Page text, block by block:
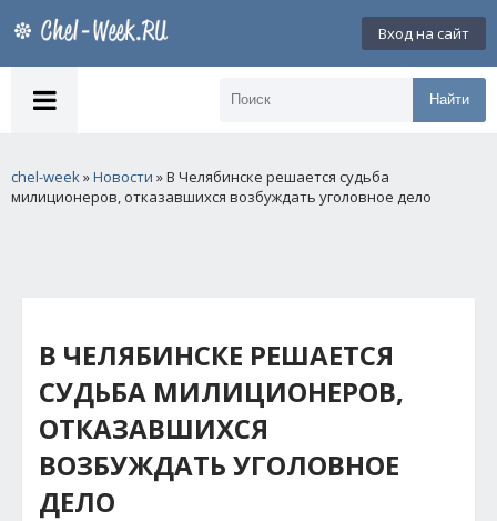
Вход на сайт
Найти
chel-week»Новости » В Челябинске решается судьба
милиционеров, отказавшихся возбуждать уголовное дело
В ЧЕЛЯБИНСКЕ РЕШАЕТСЯ
СУДЬБА МИЛИЦИОНЕРОВ,
ОТКАЗАВШИХСЯ
ВОЗБУЖДАТЬ УГОЛОВНОЕ
ДЕЛО